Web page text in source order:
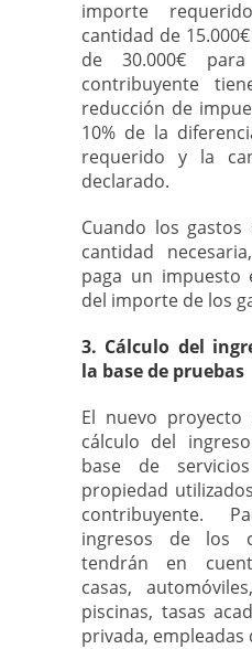
importe
cantidad de
de 30.000€
contribuyente
reducción de
10% de la
requerido y la
declarado.
Cuando los
cantidad
paga un impuesto
del importe de los
3. Cálculo del
la base de pruebas
El nuevo
cálculo del
base de
propiedad
contribuyente.
ingresos de los
tendrán en
casas,
piscinas, tasas
privada, empleadas